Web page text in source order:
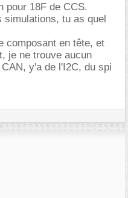
pour 18F de CCS.
tu as quel
composant en tête, et
je ne trouve aucun
y'a de l'I2C, du spi